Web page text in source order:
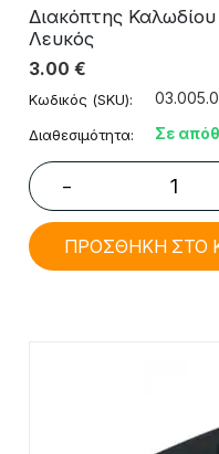
Διακόπτης
Λευκός
3.00 €
Κωδικός (SKU):
Διαθεσιμότητα: Σε
−
ΠΡΟΣΘΗΚΗ ΣΤΟ